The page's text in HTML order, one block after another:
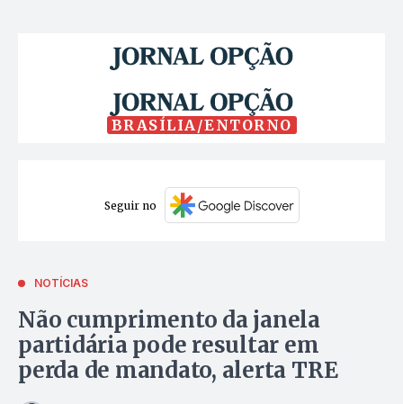
BRASÍLIA/ENTORNO
Seguir no
NOTÍCIAS
Não cumprimento da janela
partidária pode resultar em
perda de mandato, alerta TRE